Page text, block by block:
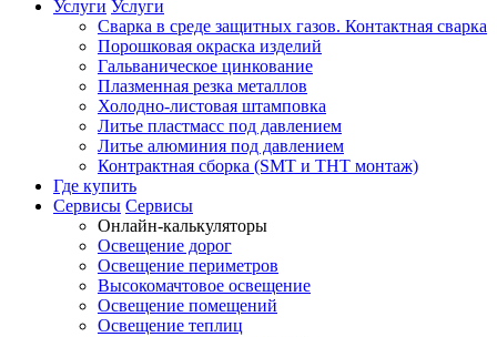
Услуги Услуги
Сварка в среде защитных газов. Контактная сварка
Порошковая окраска изделий
Гальваническое цинкование
Плазменная резка металлов
Холодно-листовая штамповка
Литье пластмасс под давлением
Литье алюминия под давлением
Контрактная сборка (SMT и THT монтаж)
Где купить
Сервисы Сервисы
Онлайн-калькуляторы
Освещение дорог
Освещение периметров
Высокомачтовое освещение
Освещение помещений
Освещение теплиц